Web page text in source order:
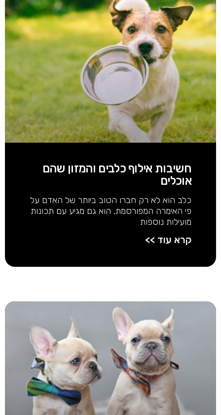
חשיבות אילוף כלבים והמזון שהם
אוכלים
כלב הוא לא רק חברו הטוב ביותר של האדם על
פי האימרה המפורסמת, הוא גם מגיע עם תכונות
מועילות נוספות
קרא עוד >>